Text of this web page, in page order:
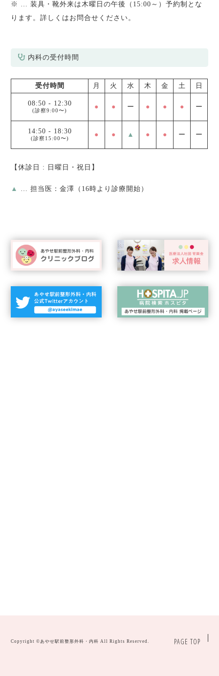
※ … 装具・靴外来は木曜日の午後（15:00～）予約制とな
ります。詳しくはお問合せください。
内科の受付時間
受付時間 月 火 水 木 金 土 日
08:50 - 12:30
(診察9:00〜) ● ● ー ● ● ● ー
14:50 - 18:30
(診察15:00〜) ● ● ▲ ● ● ー ー
【休診日 : 日曜日・祝日】
▲ … 担当医：金澤（16時より診療開始）
PAGE TOP
Copyright ©あやせ駅前整形外科・内科 All Rights Reserved.